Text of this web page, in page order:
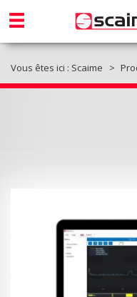
Vous êtes ici : Scaime